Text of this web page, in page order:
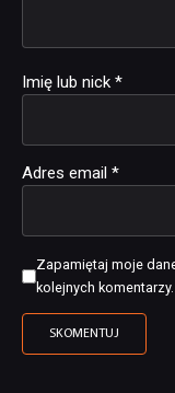
Imię lub nick *
Adres email *
Zapamiętaj moje
kolejnych komentarzy.